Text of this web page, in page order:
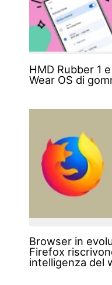
HMD Rubber 1
Wear OS di
Browser in
Firefox
intelligenza del